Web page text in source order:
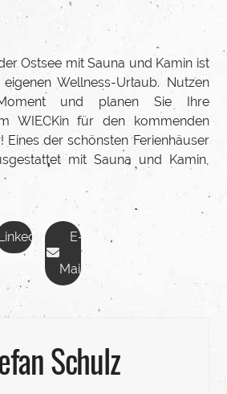
Ostsee mit Sauna und Kamin ist
Wellness-Urlaub. Nutzen
und planen Sie Ihre
WIECKin für den kommenden
Eines der schönsten Ferienhäuser
mit Sauna und Kamin,
E-
Mail
Schulz